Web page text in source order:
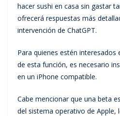
hacer sushi en casa sin gastar
ofrecerá respuestas más
intervención de ChatGPT.
Para quienes estén
de esta función, es necesario
en un iPhone compatible.
Cabe mencionar que una beta
del sistema operativo de Apple,